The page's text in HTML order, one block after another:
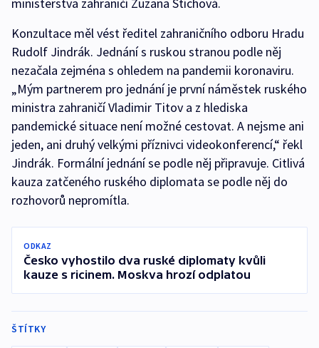
ministerstva zahraničí Zuzana Štíchová.
Konzultace měl vést ředitel zahraničního odboru Hradu
Rudolf Jindrák. Jednání s ruskou stranou podle něj
nezačala zejména s ohledem na pandemii koronaviru.
„Mým partnerem pro jednání je první náměstek ruského
ministra zahraničí Vladimir Titov a z hlediska
pandemické situace není možné cestovat. A nejsme ani
jeden, ani druhý velkými příznivci videokonferencí,“ řekl
Jindrák. Formální jednání se podle něj připravuje. Citlivá
kauza zatčeného ruského diplomata se podle něj do
rozhovorů nepromítla.
ODKAZ
Česko vyhostilo dva ruské diplomaty kvůli
kauze s ricinem. Moskva hrozí odplatou
ŠTÍTKY